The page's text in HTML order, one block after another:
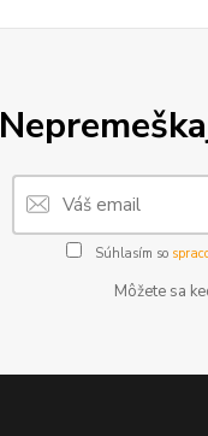
Súhlasím so
Môžete sa